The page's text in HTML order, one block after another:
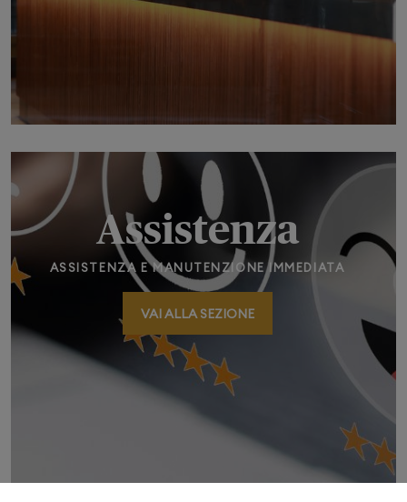
Assistenza
ASSISTENZA E MANUTENZIONE IMMEDIATA
VAI ALLA SEZIONE